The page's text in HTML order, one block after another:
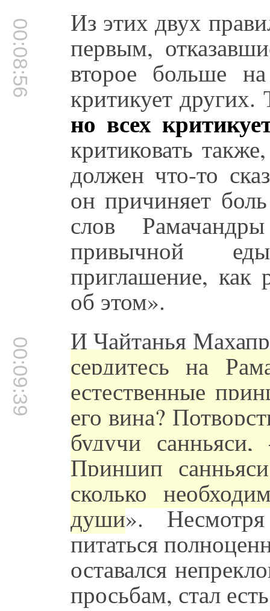
00:08:56 Из этих двух
первым,
второе больше
критикует других.
но всех
критиковать
должен что-то
он причиняет
слов
привычной
приглашение,
об этом».
00:09:39 И Чайтанья
сердитесь на
естественные
его вина?
будучи
Принцип
сколько
души».
питаться
оставался
просьбам, стал